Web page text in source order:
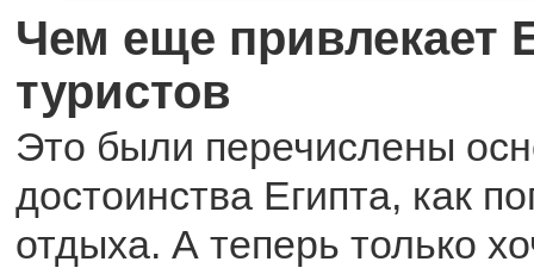
Чем еще привлекает
туристов
Это были перечислены
достоинства Египта, как
отдыха. А теперь только